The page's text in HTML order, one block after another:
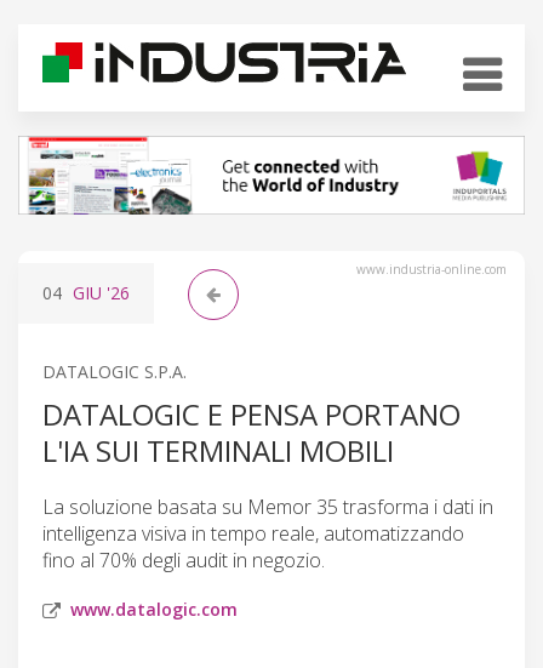
www.industria-online.com
04 GIU '26
DATALOGIC S.P.A.
DATALOGIC E PENSA PORTANO
L'IA SUI TERMINALI MOBILI
La soluzione basata su Memor 35 trasforma i dati in
intelligenza visiva in tempo reale, automatizzando
fino al 70% degli audit in negozio.
www.datalogic.com